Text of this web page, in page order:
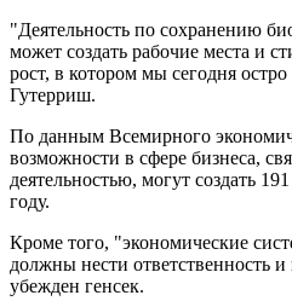
"Деятельность по сохранению
может создать рабочие места и
рост, в котором мы сегодня
Гутерриш.
По данным Всемирного
возможности в сфере бизнеса,
деятельностью, могут создать
году.
Кроме того, "экономические
должны нести ответственность
убежден генсек.